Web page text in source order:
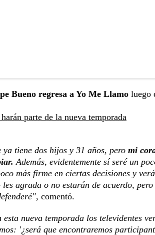
Bueno regresa a Yo Me Llamo luego
parte de la nueva temporada
tiene dos hijos y 31 años, pero mi
Además, evidentemente sí seré un
más firme en ciertas decisiones y
agrada o no estarán de acuerdo,
, comentó.
esta nueva temporada los televidentes
'¿será que encontraremos